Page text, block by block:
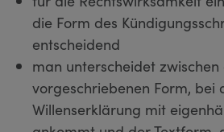
die Form des
entscheidend
man unterscheidet
vorgeschriebenen Form, bei
Willenserklärung mit